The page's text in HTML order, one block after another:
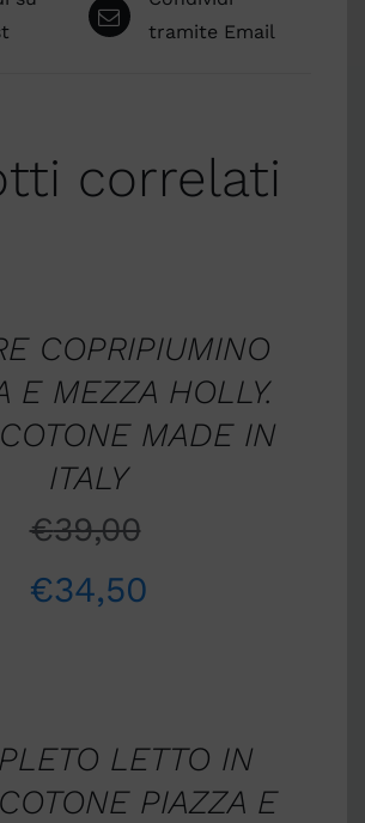
tramite Email
correlati
COPRIPIUMINO
E MEZZA HOLLY.
MADE IN
ITALY
€39,00
€34,50
LETTO IN
PIAZZA E